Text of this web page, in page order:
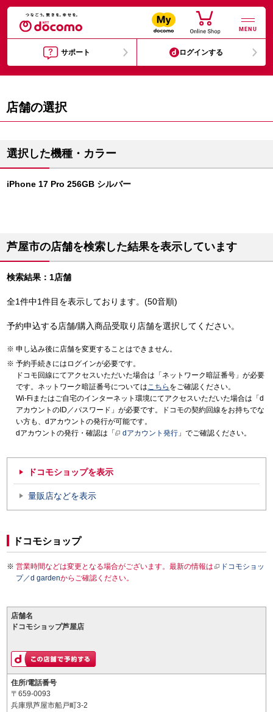
MENU
サポート ログインする
店舗の選択
選択した機種・カラー
iPhone 17 Pro 256GB シルバー
芦屋市の店舗を検索した結果を表示しています
検索結果：1店舗
全1件中1件目を表示しております。(50音順)
予約申込する店舗/購入商品受取り店舗を選択してください。
申し込み後に店舗を変更することはできません。
予約手続きにはログインが必要です。
ドコモ回線にてアクセスいただいた場合は「ネットワーク暗証番号」が必要
です。ネットワーク暗証番号についてはこちら をご確認ください。
Wi-Fiまたはご自宅のインターネット環境にてアクセスいただいた場合は「d
アカウントのID／パスワード」が必要です。ドコモの契約回線をお持ちでな
い方も、dアカウントの発行が可能です。
dアカウントの発行・確認は「
dアカウント発行 」でご確認ください。
ドコモショップを表示
量販店などを表示
ドコモショップ
営業時間などは変更となる場合がございます。最新の情報は
ドコモショッ
プ／d gardenからご確認ください。
店舗名
ドコモショップ芦屋店
住所/電話番号
〒659-0093
兵庫県芦屋市船戸町3-2